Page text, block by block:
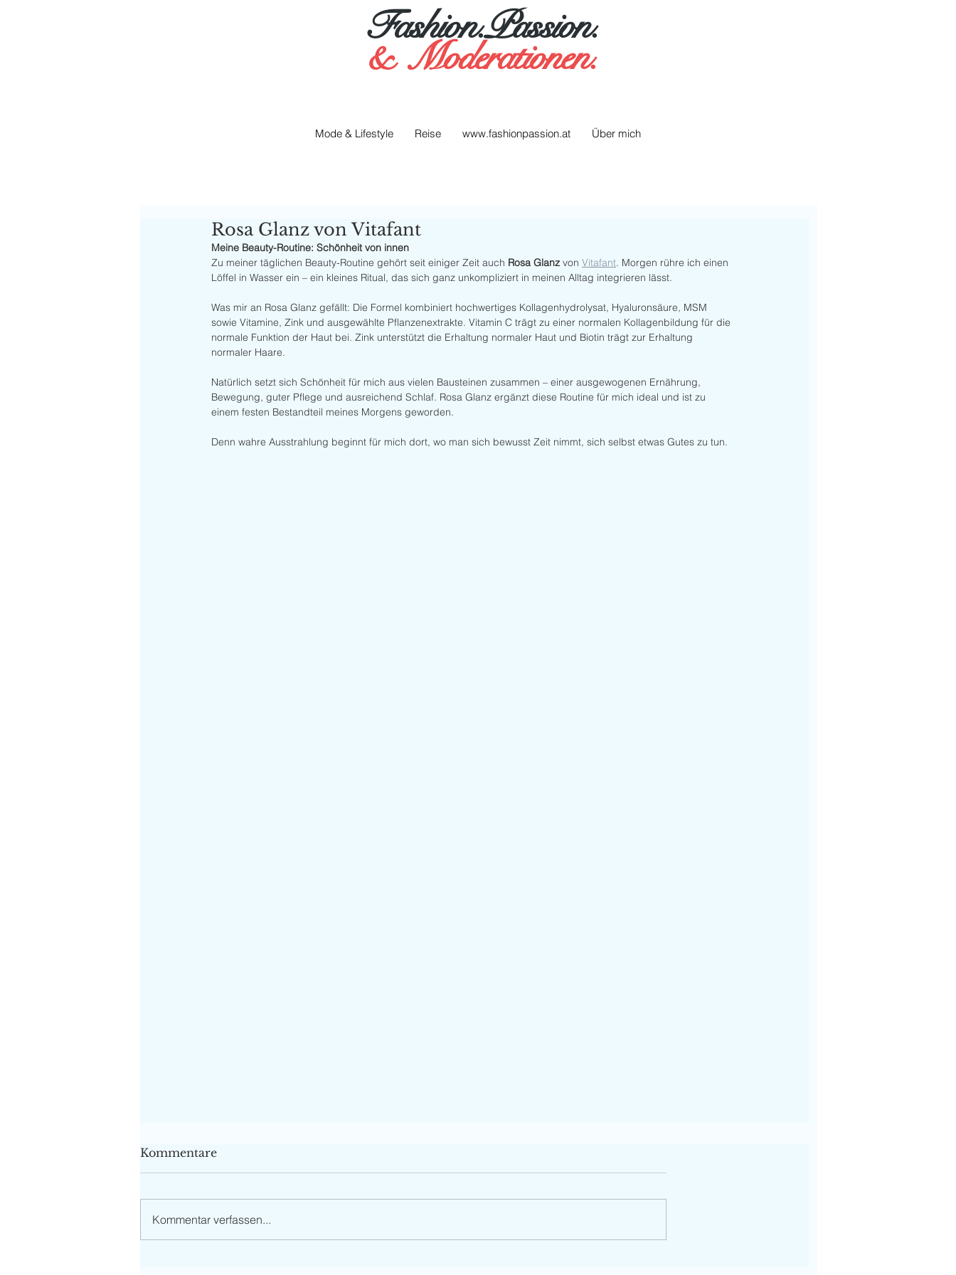
Fashion.Passion.
& Moderationen.
Mode & Lifestyle Reise www.fashionpassion.at Über mich
Rosa Glanz von Vitafant
Meine Beauty-Routine: Schönheit von innen
Zu meiner täglichen Beauty-Routine gehört seit einiger Zeit auch Rosa Glanz von Vitafant. Morgen rühre ich einen
Löffel in Wasser ein – ein kleines Ritual, das sich ganz unkompliziert in meinen Alltag integrieren lässt.
Was mir an Rosa Glanz gefällt: Die Formel kombiniert hochwertiges Kollagenhydrolysat, Hyaluronsäure, MSM
sowie Vitamine, Zink und ausgewählte Pflanzenextrakte. Vitamin C trägt zu einer normalen Kollagenbildung für die
normale Funktion der Haut bei. Zink unterstützt die Erhaltung normaler Haut und Biotin trägt zur Erhaltung
normaler Haare.
Natürlich setzt sich Schönheit für mich aus vielen Bausteinen zusammen – einer ausgewogenen Ernährung,
Bewegung, guter Pflege und ausreichend Schlaf. Rosa Glanz ergänzt diese Routine für mich ideal und ist zu
einem festen Bestandteil meines Morgens geworden.
Denn wahre Ausstrahlung beginnt für mich dort, wo man sich bewusst Zeit nimmt, sich selbst etwas Gutes zu tun.
Kommentare
Kommentar verfassen...